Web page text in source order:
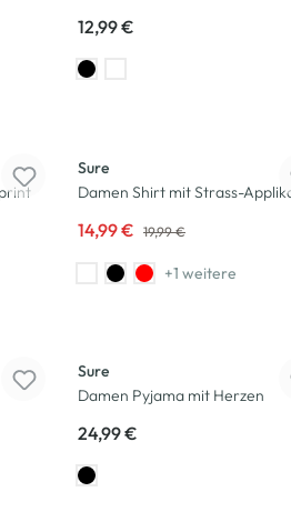
12,99 €
Sure
Damen Shirt mit Strass-
14,99 € 19,99 €
+1 weitere
Sure
Damen Pyjama mit Herzen
24,99 €